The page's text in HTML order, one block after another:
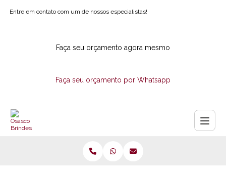
Entre em contato com um de nossos especialistas!
Faça seu orçamento agora mesmo
Faça seu orçamento por Whatsapp